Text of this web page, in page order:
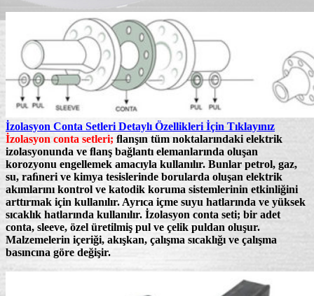
İzolasyon Conta Setleri Detaylı Özellikleri İçin Tıklayınız
İzolasyon conta setleri; ﬂanşın tüm noktalarındaki elektrik
izolasyonunda ve ﬂanş bağlantı elemanlarında oluşan
korozyonu engellemek amacıyla kullanılır. Bunlar petrol, gaz,
su, raﬁneri ve kimya tesislerinde borularda oluşan elektrik
akımlarını kontrol ve katodik koruma sistemlerinin etkinliğini
arttırmak için kullanılır. Ayrıca içme suyu hatlarında ve yüksek
sıcaklık hatlarında kullanılır. İzolasyon conta seti; bir adet
conta, sleeve, özel üretilmiş pul ve çelik puldan oluşur.
Malzemelerin içeriği, akışkan, çalışma sıcaklığı ve çalışma
basıncına göre değişir.